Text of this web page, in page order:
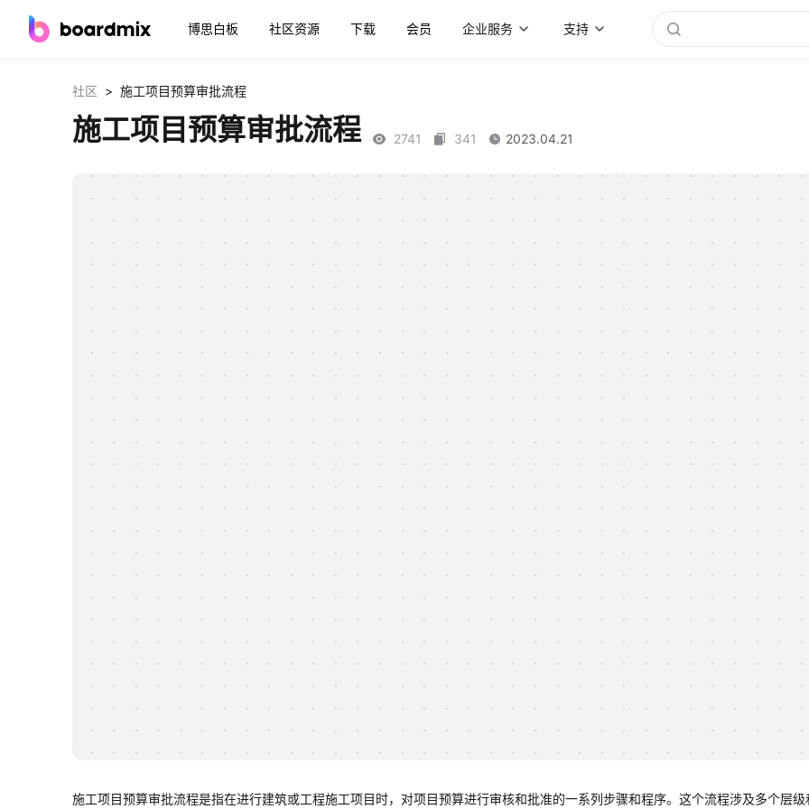
博思白板 社区资源 下载 会员 企业服务 支持
社区 > 施工项目预算审批流程
施工项目预算审批流程 2741 341 2023.04.21
施工项目预算审批流程是指在进行建筑或工程施工项目时，对项目预算进行审核和批准的一系列步骤和程序。这个流程涉及多个层级